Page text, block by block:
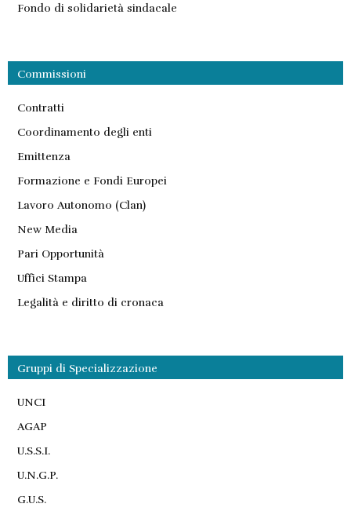
Fondo di solidarietà sindacale
Commissioni
Contratti
Coordinamento degli enti
Emittenza
Formazione e Fondi Europei
Lavoro Autonomo (Clan)
New Media
Pari Opportunità
Uffici Stampa
Legalità e diritto di cronaca
Gruppi di Specializzazione
UNCI
AGAP
U.S.S.I.
U.N.G.P.
G.U.S.